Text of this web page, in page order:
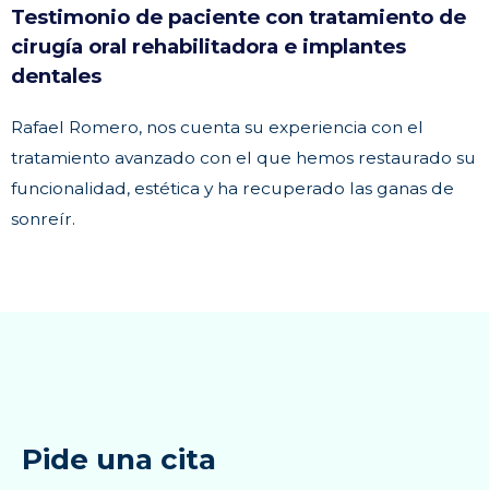
Testimonio de paciente con tratamiento de
cirugía oral rehabilitadora e implantes
dentales
Rafael Romero, nos cuenta su experiencia con el
tratamiento avanzado con el que hemos restaurado su
funcionalidad, estética y ha recuperado las ganas de
sonreír.
Pide una cita